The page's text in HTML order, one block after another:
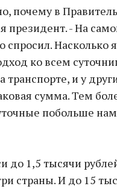
почему в
президент. - На
спросил. Насколько
ко всем
транспорте, и у
сумма. Тем
побольше
до 1,5 тысячи
страны. И до 15